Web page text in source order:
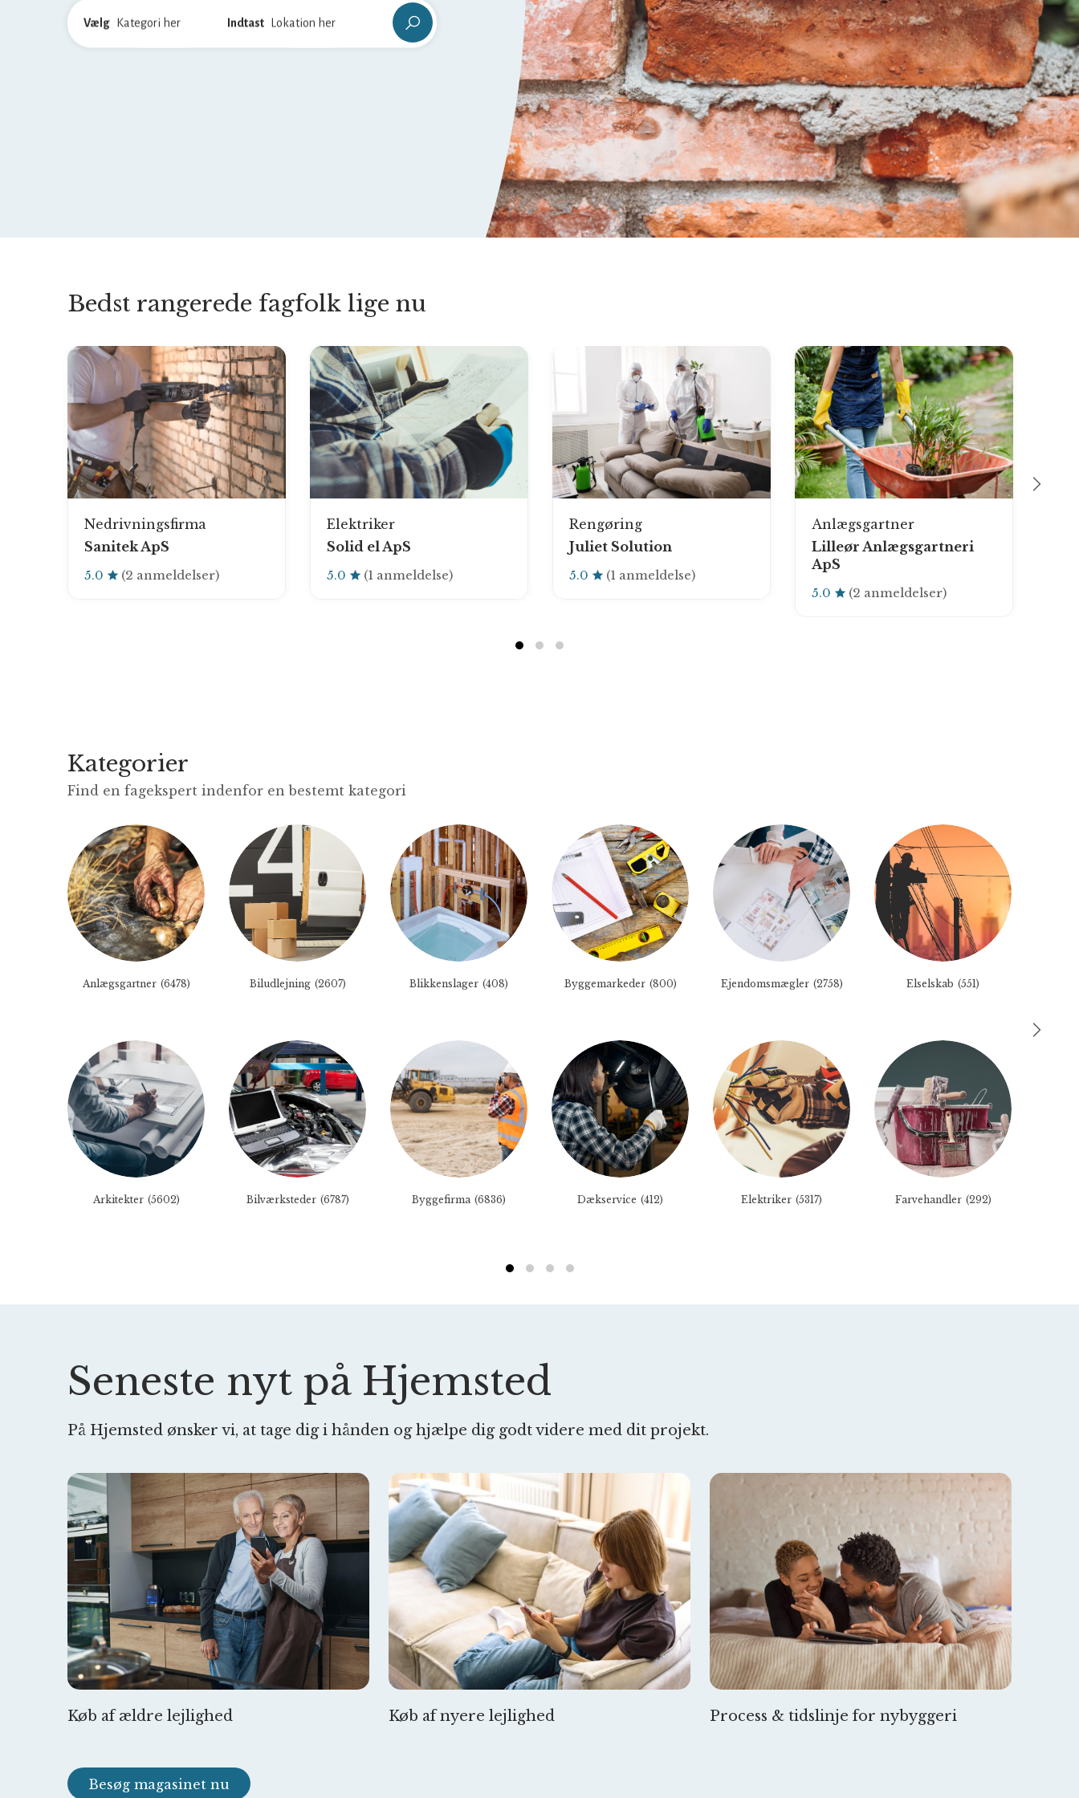
Vælg Indtast
Bedst rangerede fagfolk lige nu
Nedrivningsfirma
Sanitek ApS
5.0 (2 anmeldelser)
Elektriker
Solid el ApS
5.0 (1 anmeldelse)
Rengøring
Juliet Solution
5.0 (1 anmeldelse)
Anlægsgartner
Lilleør Anlægsgartneri
ApS
5.0 (2 anmeldelser)
1 2 3
Kategorier
Find en fagekspert indenfor en bestemt kategori
Anlægsgartner (6478)
Arkitekter (5602)
Biludlejning (2607)
Bilværksteder (6787)
Blikkenslager (408)
Byggefirma (6836)
Byggemarkeder (800)
Dækservice (412)
Ejendomsmægler (2758)
Elektriker (5317)
Elselskab (551)
Farvehandler (292)
1 2 3 4
Seneste nyt på Hjemsted
På Hjemsted ønsker vi, at tage dig i hånden og hjælpe dig godt videre med dit projekt.
Køb af ældre lejlighed Køb af nyere lejlighed Process & tidslinje for nybyggeri
Besøg magasinet nu